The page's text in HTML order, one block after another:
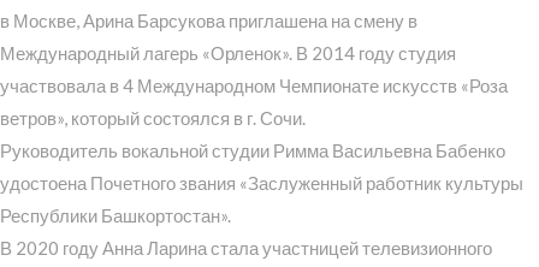
в Москве, Арина Барсукова приглашена на смену в
Международный лагерь «Орленок». В 2014 году студия
участвовала в 4 Международном Чемпионате искусств «Роза
ветров», который состоялся в г. Сочи.
Руководитель вокальной студии Римма Васильевна Бабенко
удостоена Почетного звания «Заслуженный работник культуры
Республики Башкортостан».
В 2020 году Анна Ларина стала участницей телевизионного